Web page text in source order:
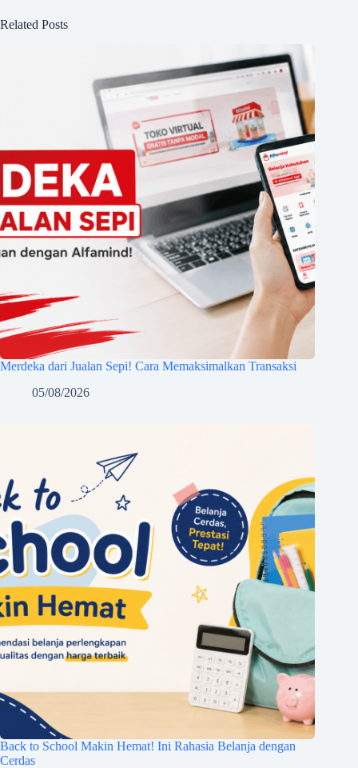
Related Posts
Merdeka dari Jualan Sepi! Cara Memaksimalkan Transaksi
05/08/2026
Back to School Makin Hemat! Ini Rahasia Belanja dengan
Cerdas